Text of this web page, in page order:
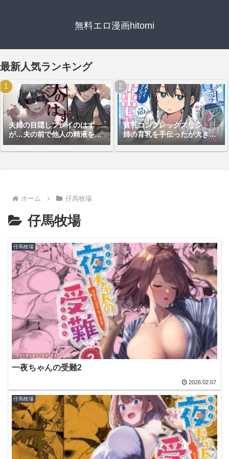
無料エロ漫画hitomi
最新人気ランキング
夫婦の目隠しプレイのはず
が…夫の前で他人の精液を注
ぎ込まれる妻
貧乳コンプレックスなジト目
姉の育乳を手伝ったが大きく
ならないので中出しセックス
することになった話
ホーム 仔馬牧場
仔馬牧場
仔馬牧場
一夜ちゃんの受難2
2026.02.07
仔馬牧場